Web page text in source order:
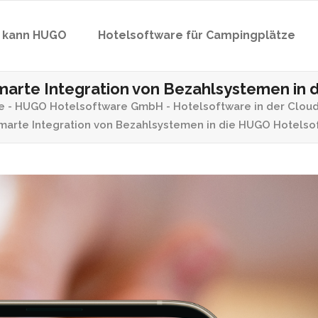
HUGO Hotelsoftware für Campingplätze
in & Zutrittssysteme
Wellnessplaner &
Zimmer-, Tisch- &
Integration von Bezahlsystemen in
HUGO Hotelsoftware GmbH - Hotelsoftware in der
Integration von Bezahlsystemen in die HUGO